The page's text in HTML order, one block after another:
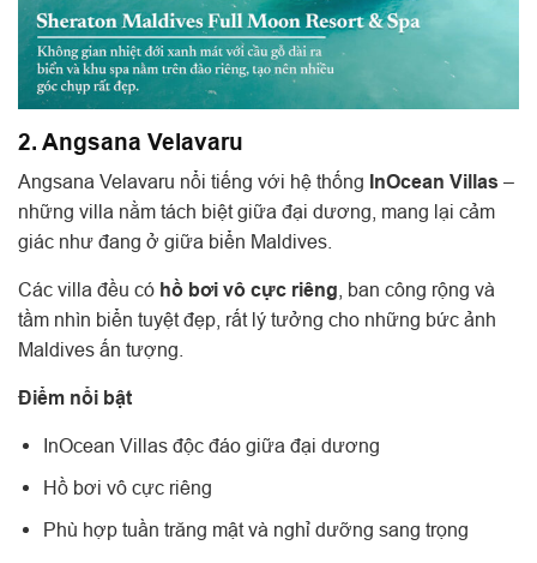
2. Angsana Velavaru
Angsana Velavaru nổi tiếng với hệ thống InOcean Villas –
những villa nằm tách biệt giữa đại dương, mang lại cảm
giác như đang ở giữa biển Maldives.
Các villa đều có hồ bơi vô cực riêng , ban công rộng và
tầm nhìn biển tuyệt đẹp, rất lý tưởng cho những bức ảnh
Maldives ấn tượng.
Điểm nổi bật
InOcean Villas độc đáo giữa đại dương
Hồ bơi vô cực riêng
Phù hợp tuần trăng mật và nghỉ dưỡng sang trọng